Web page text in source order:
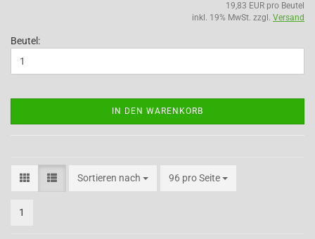
19,83 EUR pro Beutel
inkl. 19% MwSt. zzgl. Versand
Beutel:
IN DEN WARENKORB
Sortieren nach 96 pro Seite
1